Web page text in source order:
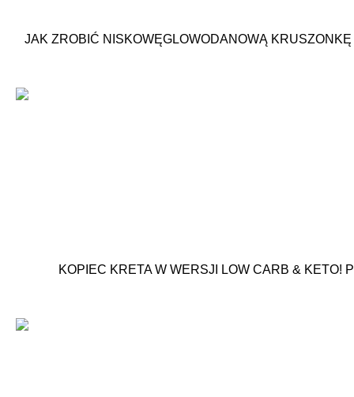
JAK ZROBIĆ NISKOWĘGLOWODANOWĄ
KOPIEC KRETA W WERSJI LOW CARB & KETO!